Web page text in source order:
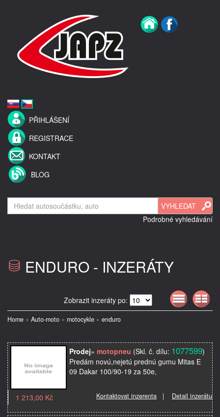
PŘIHLÁŠENÍ
REGISTRACE
KONTAKT
BLOG
Podrobné vyhledávání
ENDURO - INZERÁTY
Zobrazit inzeráty po:
Home » Auto-moto » motocykle » enduro
Prodej» motopneu (Skl. č. dílu: 1077599)
Predám novú,nejetú prednú gumu Mitas E
09 Dakar 100/90-19 za 50e,
Kontaktovat inzerenta | Detail inzerátu
1 213,00 Kč